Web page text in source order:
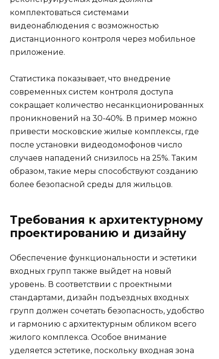
комплектоваться системами
видеонаблюдения с возможностью
дистанционного контроля через мобильное
приложение.
Статистика показывает, что внедрение
современных систем контроля доступа
сокращает количество несанкционированных
проникновений на 30-40%. В пример можно
привести московские жилые комплексы, где
после установки видеодомофонов число
случаев нападений снизилось на 25%. Таким
образом, такие меры способствуют созданию
более безопасной среды для жильцов.
Требования к архитектурному
проектированию и дизайну
Обеспечение функциональности и эстетики
входных групп также выйдет на новый
уровень. В соответствии с проектными
стандартами, дизайн подъездных входных
групп должен сочетать безопасность, удобство
и гармонию с архитектурным обликом всего
жилого комплекса. Особое внимание
уделяется эстетике, поскольку входная зона